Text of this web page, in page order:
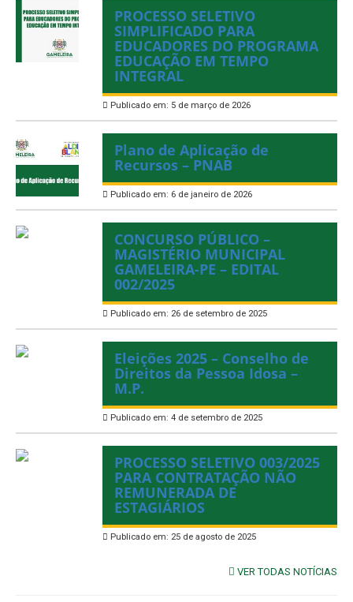
PROCESSO SELETIVO
SIMPLIFICADO PARA
EDUCADORES DO PROGRAMA
EDUCAÇÃO EM TEMPO
INTEGRAL
Publicado em: 5 de março de 2026
Plano de Aplicação de
Recursos – PNAB
Publicado em: 6 de janeiro de 2026
CONCURSO PÚBLICO –
MAGISTÉRIO MUNICIPAL
GAMELEIRA-PE – EDITAL
002/2025
Publicado em: 26 de setembro de 2025
Eleições 2025 – Conselho de
Direitos da Pessoa Idosa –
M.P.
Publicado em: 4 de setembro de 2025
PROCESSO SELETIVO 003/2025
PARA CONTRATAÇÃO NÃO
REMUNERADA DE
ESTAGIÁRIOS
Publicado em: 25 de agosto de 2025
VER TODAS NOTÍCIAS